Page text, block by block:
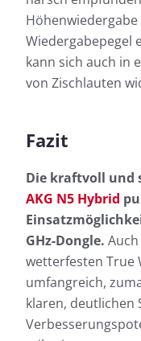
Wiedergabepegel
kann sich auch in
von Zischlauten
Fazit
Die kraftvoll und
AKG N5 Hybrid
GHz-Dongle.
wetterfesten True
umfangreich,
klaren, deutlichen